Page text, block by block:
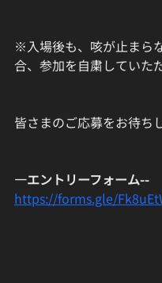
※入場後も、咳が止まら
合、参加を自粛していた
皆さまのご応募をお待ち
—エントリーフォーム--
https://forms.gle/